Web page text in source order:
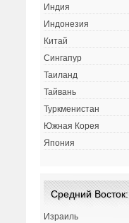
Индия
Индонезия
Китай
Сингапур
Таиланд
Тайвань
Туркменистан
Южная Корея
Япония
Средний Восток:
Израиль